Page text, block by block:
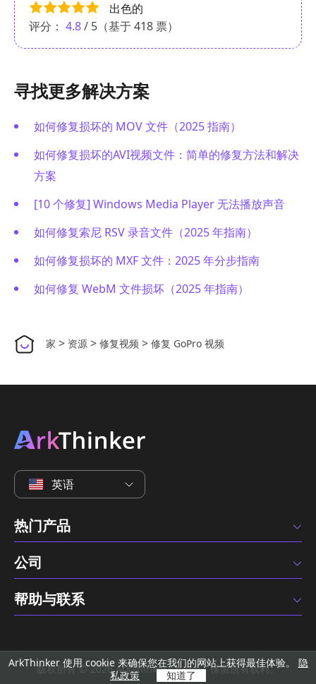
出色的
评分： 4.8/ 5（基于418 票）
寻找更多解决方案
如何修复损坏的 MOV 文件（2025 指南）
如何修复损坏的AVI视频文件：简单的修复方法和解决
方案
[10 个修复] Windows Media Player 无法播放声音
如何修复索尼 RSV 录音文件（2025 年指南）
如何修复损坏的 MXF 文件：2025 年分步指南
如何修复 WebM 文件损坏（2025 年指南）
家 > 资源 > 修复视频 > 修复 GoPro 视频
英语
热门产品
公司
帮助与联系
版权所有 © 2026 ArkThinker Studio。保留所有权利。
ArkThinker 使用 cookie 来确保您在我们的网站上获得最佳体验。 隐
私政策
知道了